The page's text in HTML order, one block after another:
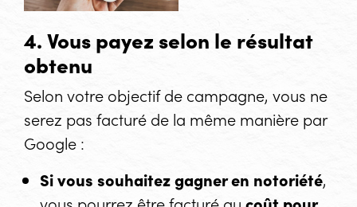
4. Vous payez selon le résultat
obtenu
Selon votre objectif de campagne, vous ne
serez pas facturé de la même manière par
Google :
Si vous souhaitez gagner en notoriété,